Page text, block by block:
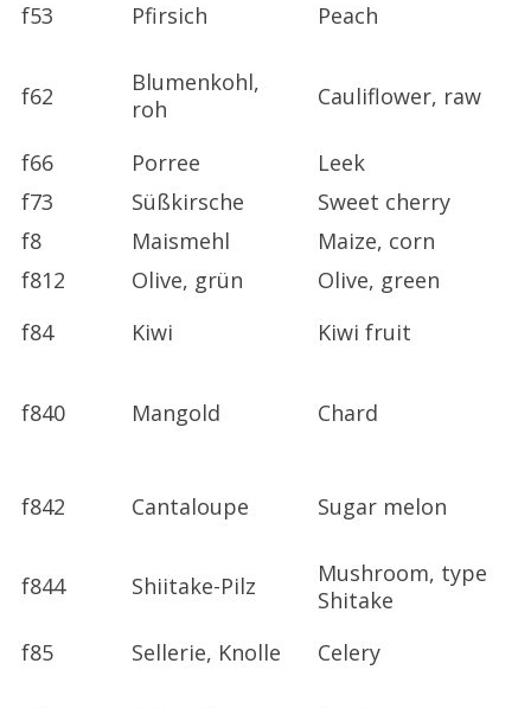
f53 Pfirsich Peach
f62
Blumenkohl,
roh
Cauliflower, raw
f66 Porree
Leek
f73
Süßkirsche
Sweet cherry
f8
Maismehl
Maize, corn
f812
Olive, grün
Olive, green
f84
Kiwi Kiwi fruit
f840 Mangold Chard
f842 Cantaloupe Sugar melon
f844 Shiitake-Pilz
Mushroom, type
Shitake
f85
Sellerie, Knolle Celery